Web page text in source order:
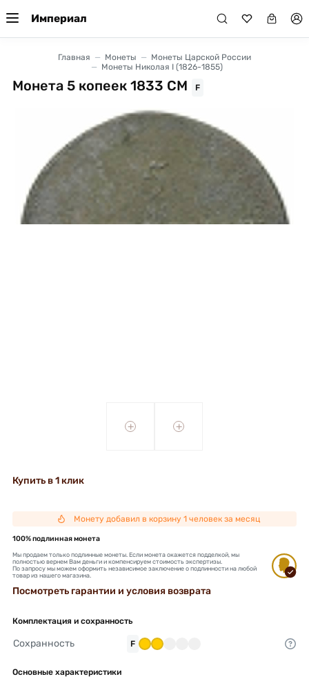
Империал
Главная Монеты
Монеты Царской России
Монеты Николая I (1826-1855)
Монета 5 копеек 1833 СМ F
+ +
Купить в 1 клик
Монету добавил в корзину 1 человек за месяц
100% подлинная монета
Мы продаем только подлинные монеты. Если монета окажется подделкой, мы
полностью вернем Вам деньги и компенсируем стоимость экспертизы.
По запросу мы можем оформить независимое заключение о подлинности на любой
товар из нашего магазина.
Посмотреть гарантии и условия возврата
Комплектация и сохранность
Сохранность F
Основные характеристики